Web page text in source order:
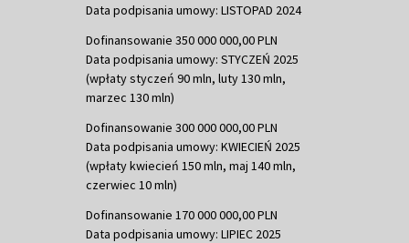
Data podpisania umowy: LISTOPAD 2024
Dofinansowanie 350 000 000,00 PLN
Data podpisania umowy: STYCZEŃ 2025
(wpłaty styczeń 90 mln, luty 130 mln,
marzec 130 mln)
Dofinansowanie 300 000 000,00 PLN
Data podpisania umowy: KWIECIEŃ 2025
(wpłaty kwiecień 150 mln, maj 140 mln,
czerwiec 10 mln)
Dofinansowanie 170 000 000,00 PLN
Data podpisania umowy: LIPIEC 2025